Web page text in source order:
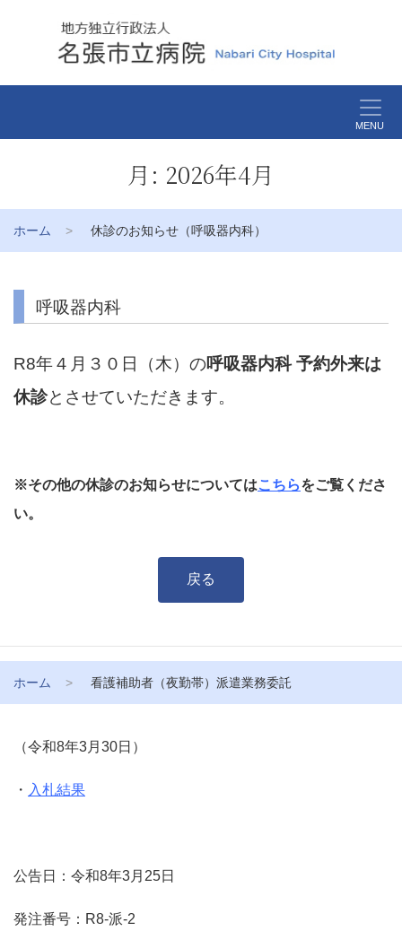
MENU
月: 2026年4月
ホーム 休診のお知らせ（呼吸器内科）
呼吸器内科
R8年４月３０日（木）の呼吸器内科 予約外来は
休診とさせていただきます。
※その他の休診のお知らせについてはこちらをご覧くださ
い。
戻る
ホーム 看護補助者（夜勤帯）派遣業務委託
（令和8年3月30日）
・ 入札結果
公告日：令和8年3月25日
発注番号：R8-派-2